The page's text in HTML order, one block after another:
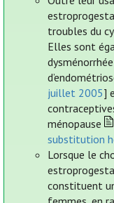
troubles du
Elles sont
juillet 2005]
ménopause
substitution
Lorsque le
constituent